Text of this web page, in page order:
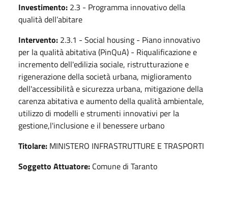
Investimento: 2.3 - Programma innovativo della
qualità dell’abitare
Intervento: 2.3.1 - Social housing - Piano innovativo
per la qualità abitativa (PinQuA) - Riqualificazione e
incremento dell'edilizia sociale, ristrutturazione e
rigenerazione della società urbana, miglioramento
dell'accessibilità e sicurezza urbana, mitigazione della
carenza abitativa e aumento della qualità ambientale,
utilizzo di modelli e strumenti innovativi per la
gestione,l'inclusione e il benessere urbano
Titolare: MINISTERO INFRASTRUTTURE E TRASPORTI
Soggetto Attuatore: Comune di Taranto